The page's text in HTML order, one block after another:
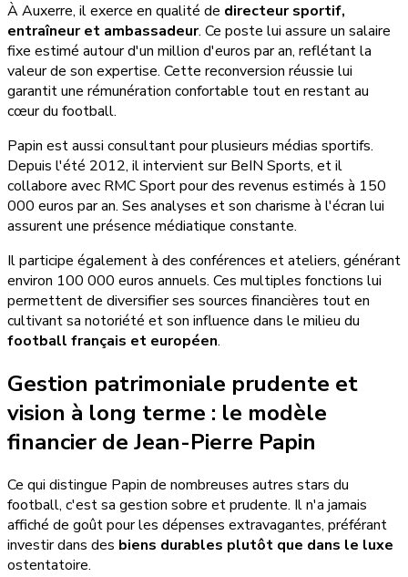
À Auxerre, il exerce en qualité de directeur sportif,
entraîneur et ambassadeur. Ce poste lui assure un salaire
fixe estimé autour d'un million d'euros par an, reflétant la
valeur de son expertise. Cette reconversion réussie lui
garantit une rémunération confortable tout en restant au
cœur du football.
Papin est aussi consultant pour plusieurs médias sportifs.
Depuis l'été 2012, il intervient sur BeIN Sports, et il
collabore avec RMC Sport pour des revenus estimés à 150
000 euros par an. Ses analyses et son charisme à l'écran lui
assurent une présence médiatique constante.
Il participe également à des conférences et ateliers, générant
environ 100 000 euros annuels. Ces multiples fonctions lui
permettent de diversifier ses sources financières tout en
cultivant sa notoriété et son influence dans le milieu du
football français et européen.
Gestion patrimoniale prudente et
vision à long terme : le modèle
financier de Jean-Pierre Papin
Ce qui distingue Papin de nombreuses autres stars du
football, c'est sa gestion sobre et prudente. Il n'a jamais
affiché de goût pour les dépenses extravagantes, préférant
investir dans des biens durables plutôt que dans le luxe
ostentatoire.